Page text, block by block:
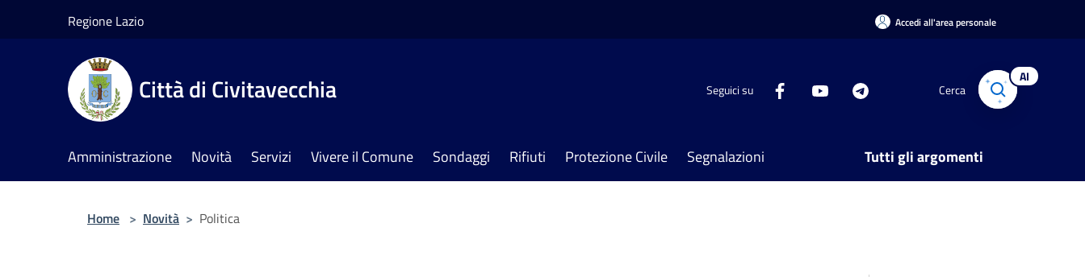
Regione Lazio Accedi all'area personale
Città di Civitavecchia Seguici su Cerca
AI
Amministrazione Novità Servizi Vivere il Comune Sondaggi Rifiuti Protezione Civile Segnalazioni Tutti gli argomenti
Home > Novità > Politica